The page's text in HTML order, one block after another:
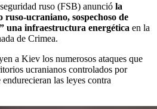
ruso (FSB) anunció la
ucraniano, sospechoso de
una infraestructura energética en la
de Crimea.
a Kiev los numerosos ataques que
ucranianos controlados por
las leyes contra